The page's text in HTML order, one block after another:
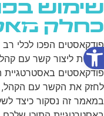
פתח סרגל נגישות
שימוש
כחלק
פודקאסטים הפכו לכלי
ייחודית ליצור קשר עם
פודקאסטים באסטרטגיית
לחזק את הקשר עם הקהל,
במאמר זה נסקור כיצד